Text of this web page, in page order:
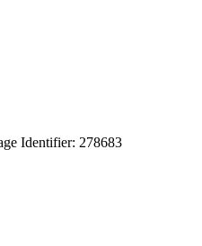
Identifier: 278683